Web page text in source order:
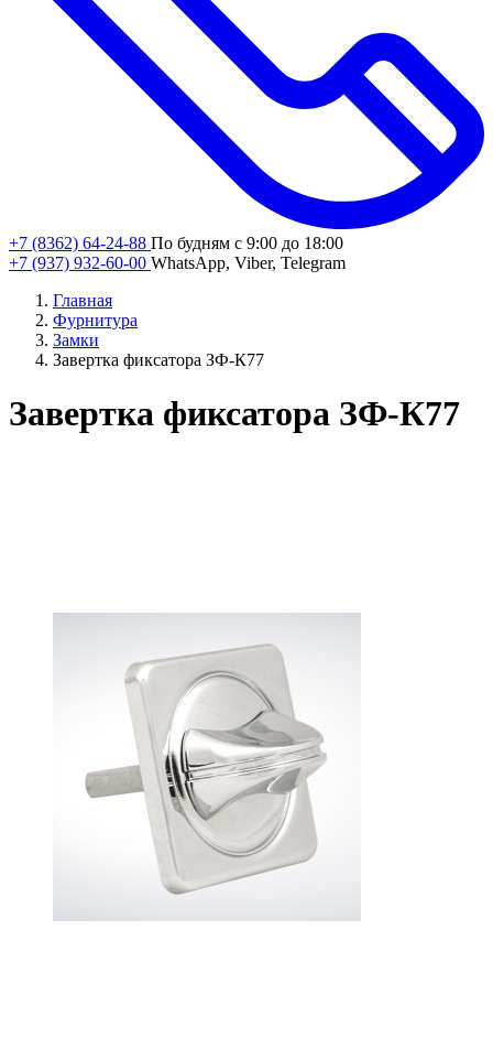
+7 (8362) 64-24-88 По будням с 9:00 до 18:00
+7 (937) 932-60-00 WhatsApp, Viber, Telegram
Главная
Фурнитура
Замки
Завертка фиксатора ЗФ-К77
Завертка фиксатора ЗФ-К77